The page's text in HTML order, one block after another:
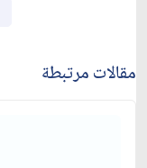
مقالات مرتبطة